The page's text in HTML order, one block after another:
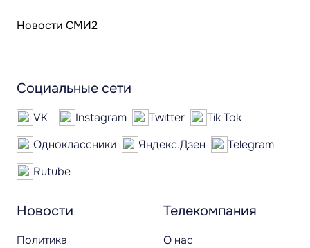
Новости СМИ2
Новости
Политика
Телекомпания
О нас
Социальные сети
VK Instagram Twitter
Tik Tok
Одноклассники
Яндекс.Дзен
Telegram
Rutube